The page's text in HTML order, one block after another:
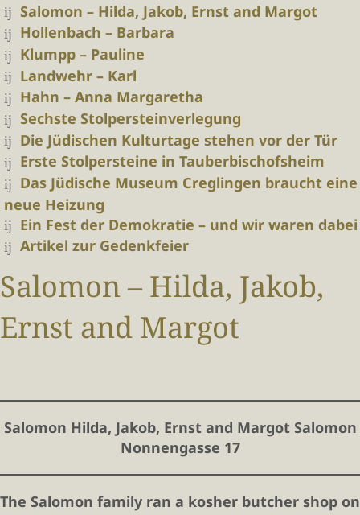
Salomon – Hilda, Jakob, Ernst and Margot
Hollenbach – Barbara
Klumpp – Pauline
Landwehr – Karl
Hahn – Anna Margaretha
Sechste Stolpersteinverlegung
Die Jüdischen Kulturtage stehen vor der Tür
Erste Stolpersteine in Tauberbischofsheim
Das Jüdische Museum Creglingen braucht eine
neue Heizung
Ein Fest der Demokratie – und wir waren dabei
Artikel zur Gedenkfeier
Salomon – Hilda, Jakob,
Ernst and Margot
Salomon Hilda, Jakob, Ernst and Margot Salomon
Nonnengasse 17
The Salomon family ran a kosher butcher shop on